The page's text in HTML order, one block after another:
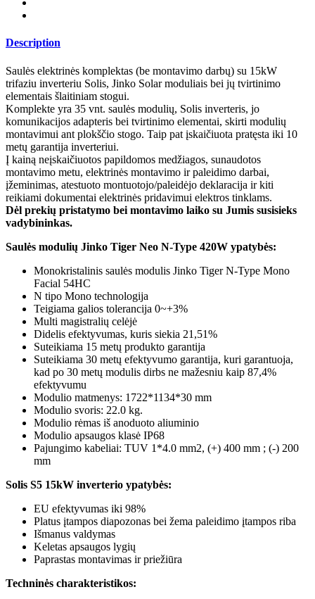
Description
Saulės elektrinės komplektas (be montavimo darbų) su 15kW
trifaziu inverteriu Solis, Jinko Solar moduliais bei jų tvirtinimo
elementais šlaitiniam stogui.
Komplekte yra 35 vnt. saulės modulių, Solis inverteris, jo
komunikacijos adapteris bei tvirtinimo elementai, skirti modulių
montavimui ant plokščio stogo. Taip pat įskaičiuota pratęsta iki 10
metų garantija inverteriui.
Į kainą neįskaičiuotos papildomos medžiagos, sunaudotos
montavimo metu, elektrinės montavimo ir paleidimo darbai,
įžeminimas, atestuoto montuotojo/paleidėjo deklaracija ir kiti
reikiami dokumentai elektrinės pridavimui elektros tinklams.
Dėl prekių pristatymo bei montavimo laiko su Jumis susisieks
vadybininkas.
Saulės modulių Jinko Tiger Neo N-Type 420W ypatybės:
Monokristalinis saulės modulis Jinko Tiger N-Type Mono
Facial 54HC
N tipo Mono technologija
Teigiama galios tolerancija 0~+3%
Multi magistralių celėjė
Didelis efektyvumas, kuris siekia 21,51%
Suteikiama 15 metų produkto garantija
Suteikiama 30 metų efektyvumo garantija, kuri garantuoja,
kad po 30 metų modulis dirbs ne mažesniu kaip 87,4%
efektyvumu
Modulio matmenys: 1722*1134*30 mm
Modulio svoris: 22.0 kg.
Modulio rėmas iš anoduoto aliuminio
Modulio apsaugos klasė IP68
Pajungimo kabeliai: TUV 1*4.0 mm2, (+) 400 mm ; (-) 200
mm
Solis S5 15kW inverterio ypatybės:
EU efektyvumas iki 98%
Platus įtampos diapozonas bei žema paleidimo įtampos riba
Išmanus valdymas
Keletas apsaugos lygių
Paprastas montavimas ir priežiūra
Techninės charakteristikos: